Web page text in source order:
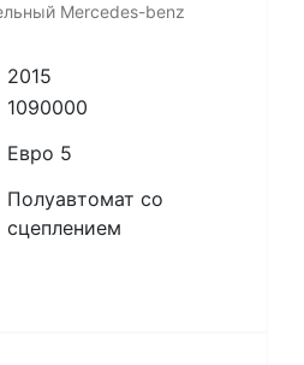
Mercedes-benz
2015
1090000
Евро 5
Полуавтомат со
сцеплением